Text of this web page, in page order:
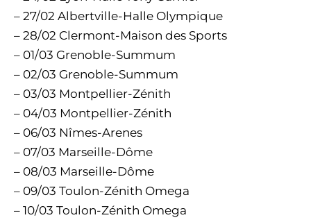
– 27/02 Albertville-Halle Olympique
– 28/02 Clermont-Maison des Sports
– 01/03 Grenoble-Summum
– 02/03 Grenoble-Summum
– 03/03 Montpellier-Zénith
– 04/03 Montpellier-Zénith
– 06/03 Nîmes-Arenes
– 07/03 Marseille-Dôme
– 08/03 Marseille-Dôme
– 09/03 Toulon-Zénith Omega
– 10/03 Toulon-Zénith Omega